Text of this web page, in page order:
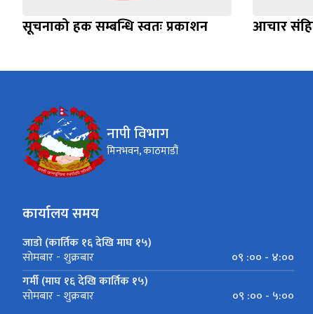
सूचनाको हक सम्बन्धि स्वतः प्रकाशन आचार
नापी विभाग
मिनभवन, काठमाडौं
कार्यालय समय
जाडो (कार्तिक १६ देखि माघ १५)
सोमबार - शुक्रबार
०९ :०० - ४:००
गर्मी (माघ १६ देखि कार्तिक १५)
सोमबार - शुक्रबार ०९ :०० - ५:००